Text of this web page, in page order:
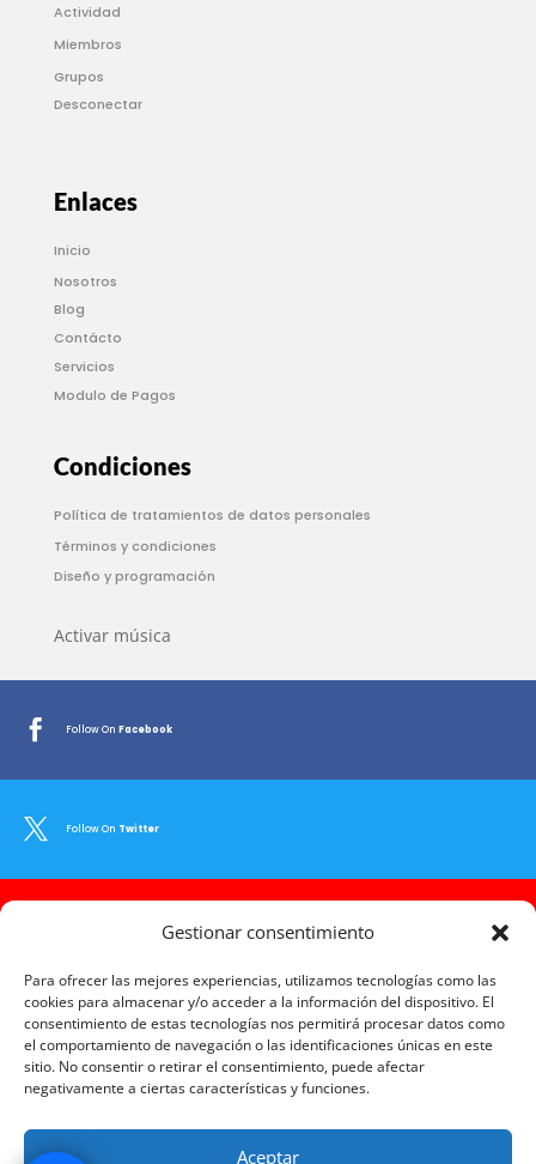
Gestionar consentimiento
Para ofrecer las mejores experiencias, utilizamos tecnologías como las
cookies para almacenar y/o acceder a la información del dispositivo. El
consentimiento de estas tecnologías nos permitirá procesar datos como
el comportamiento de navegación o las identificaciones únicas en este
sitio. No consentir o retirar el consentimiento, puede afectar
negativamente a ciertas características y funciones.
Aceptar
Actividad
Miembros
Grupos
Desconectar
Enlaces
Inicio
Nosotros
Blog
Contácto
Servicios
Modulo de Pagos
Condiciones
Política de tratamientos de datos personales
Términos y condiciones
Diseño y programación
Activar música
 Follow On Facebook
 Follow On Twitter
Youtube
 Follow OnInstagram
 Follow OnLinkedIn